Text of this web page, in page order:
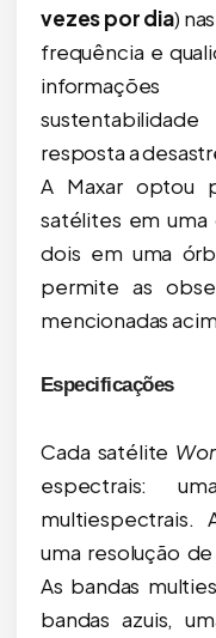
vezes por dia)
frequência e
resposta a
A Maxar optou
satélites em
dois em uma
permite as
mencionadas
Especificações
Cada satélite
espectrais:
multiespectrais.
uma resolução
As bandas
bandas azuis,